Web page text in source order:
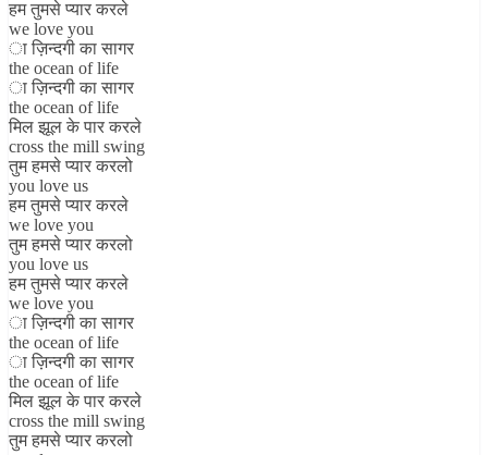
हम तुमसे प्यार करले
we love you
ा ज़िन्दगी का सागर
the ocean of life
ा ज़िन्दगी का सागर
the ocean of life
मिल झूल के पार करले
cross the mill swing
तुम हमसे प्यार करलो
you love us
हम तुमसे प्यार करले
we love you
तुम हमसे प्यार करलो
you love us
हम तुमसे प्यार करले
we love you
ा ज़िन्दगी का सागर
the ocean of life
ा ज़िन्दगी का सागर
the ocean of life
मिल झूल के पार करले
cross the mill swing
तुम हमसे प्यार करलो